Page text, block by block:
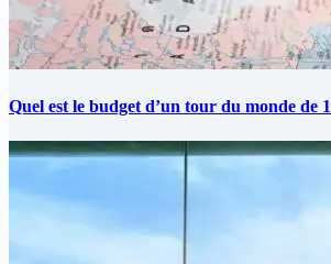
Quel est le budget d’un tour du monde de